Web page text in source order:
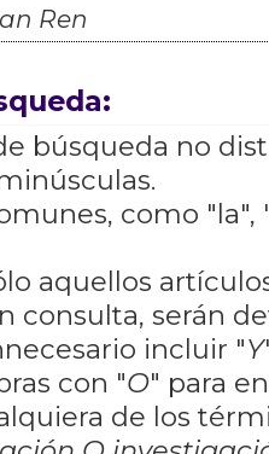
Ren
búsqueda no
como "la",
aquellos
consulta, serán
incluir "Y
con "O" para
de los